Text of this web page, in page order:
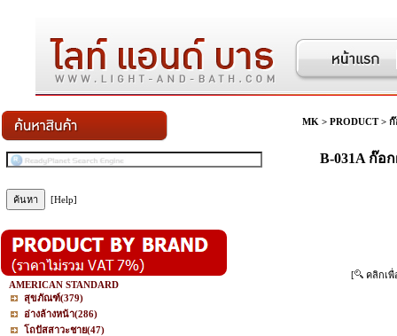
[Help]
AMERICAN STANDARD
สุขภัณฑ์(379)
อ่างล้างหน้า(286)
โถปัสสาวะชาย(47)
MK > PRODUCT> ก๊
B-031A ก๊อ
[ คลิกเพื่